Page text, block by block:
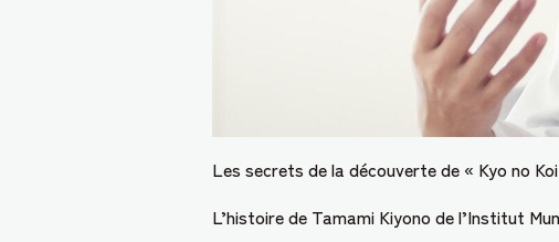
Les secrets de la découverte de « Kyo no
L’histoire de Tamami Kiyono de l’Institut